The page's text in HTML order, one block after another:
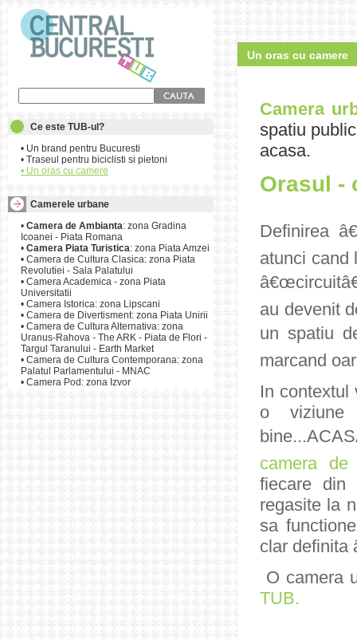
Ce este TUB-ul?
• Un brand pentru Bucuresti
• Traseul pentru biciclisti si pietoni
• Un oras cu camere
Camerele urbane
• Camera de Ambianta: zona Gradina
Icoanei - Piata Romana
• Camera Piata Turistica: zona Piata Amzei
• Camera de Cultura Clasica: zona Piata
Revolutiei - Sala Palatului
• Camera Academica - zona Piata
Universitatii
• Camera Istorica: zona Lipscani
• Camera de Divertisment: zona Piata Unirii
• Camera de Cultura Alternativa: zona
Uranus-Rahova - The ARK - Piata de Flori -
Targul Taranului - Earth Market
• Camera de Cultura Contemporana: zona
Palatul Parlamentului - MNAC
• Camera Pod: zona Izvor
Un oras cu camere
Camera
spatiu
acasa.
Orasul -
Definirea
atunci cand
au devenit
un spatiu
marcand
In contextul
o
camera de
fiecare din
regasite la
sa
clar definita
O camera
TUB.